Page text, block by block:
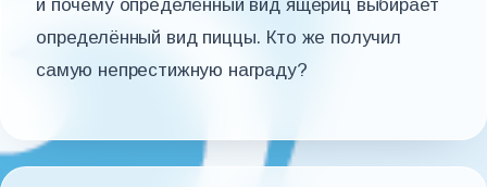
и почему определённый вид ящериц выбирает
определённый вид пиццы. Кто же получил
самую непрестижную награду?